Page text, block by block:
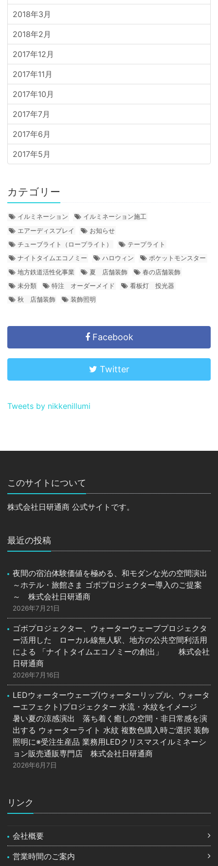
2018年3月
2018年2月
2017年12月
2017年11月
2017年10月
2017年7月
2017年6月
2017年5月
カテゴリー
イルミネーション
イルミネーション施工
エアーディスプレイ
お知らせ
チューブライト（ロープライト）
テープライト
ナイトタイムエコノミー
ハロウィン
ポケットモンスター
地方鉄道活性化事業
夏 店舗装飾
春の店舗装飾
未分類
特注 オーダーメイド
看板灯 投光器
秋 店舗装飾
装飾照明
Facebook
Twitter
Tweets by nikkenillumi
このサイトについて
株式会社日研通商 公式サイトです。
最近の投稿
夜間の宿泊体験価値を極める、和モダンな光の空間演出
～ホテル・旅館さま ゴボプロジェクター導入のご提案
～ 株式会社日研通商
2026年7月21日
ゴボプロジェクター、ウォーターウェーブプロジェクタ
ー活用した ローカル線無人駅、地方の公共空間利活用
による 「ナイトタイムエコノミーの創出」 株式会社
日研通商
2026年7月16日
LEDウォーターウェーブ(ウォーターリップル、ウォータ
ーエフェクト)プロジェクター 水流・水紋をイメージ
暑い夏の涼感演出 落ち着く癒しの空間・非日常感を演
出する ウォーターライト 水紋 複数色購入時ご選択 装飾
照明に※受注生産品 業務用LEDクリスマスイルミネーシ
ョン販売通販専門店 株式会社日研通商
2026年6月7日
リンク
会社概要
営業時間のご案内